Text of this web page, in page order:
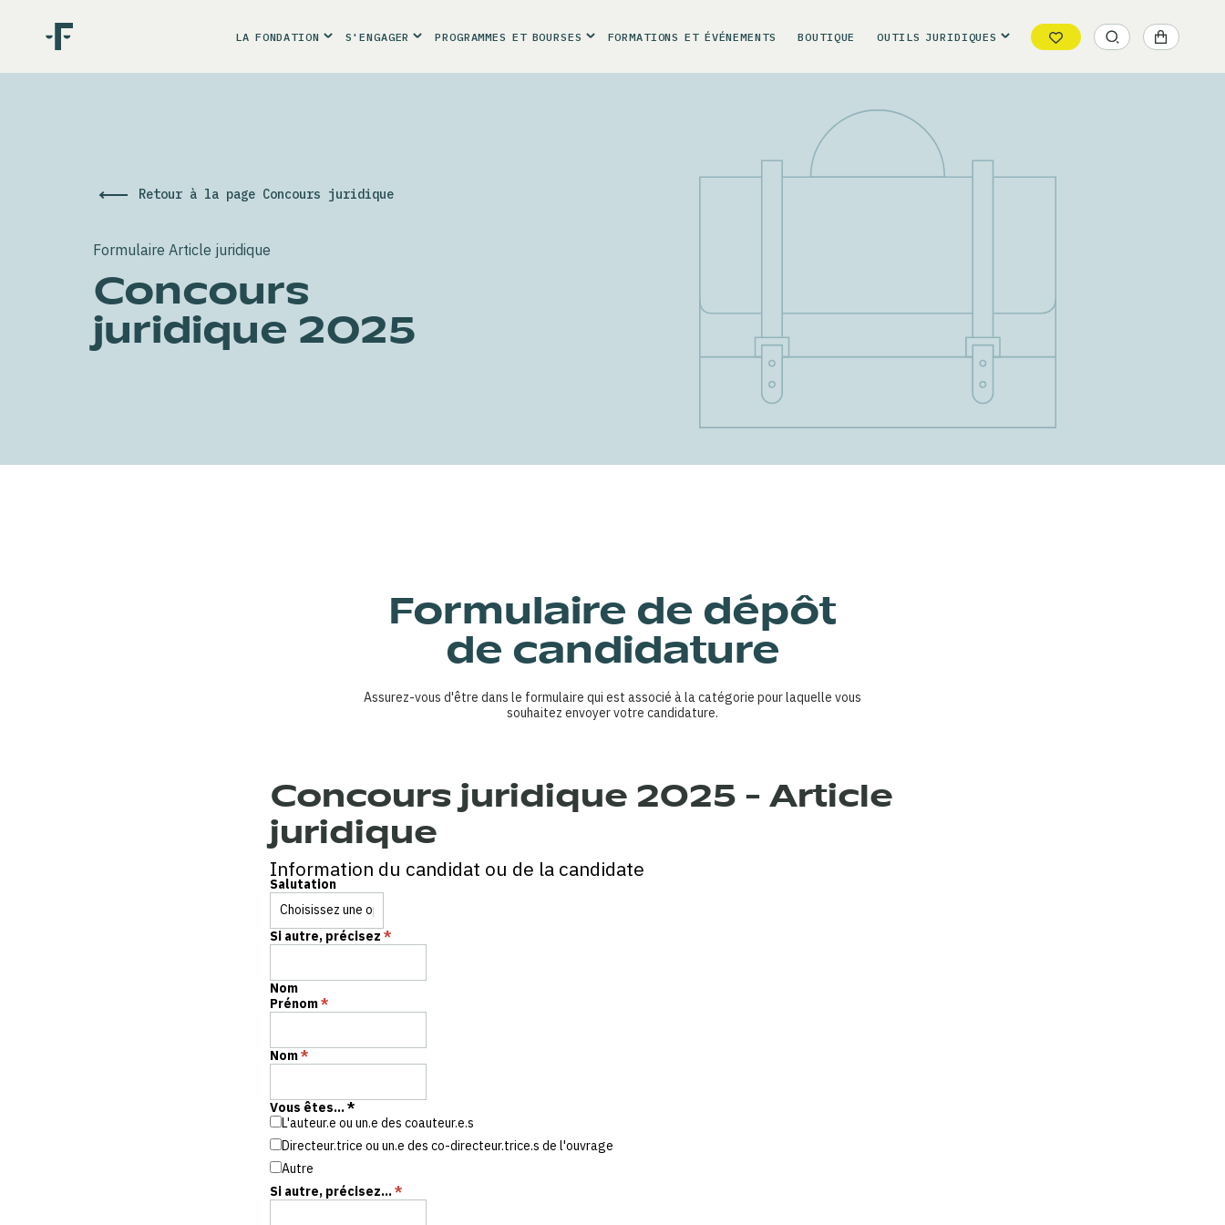
LA FONDATION S'ENGAGER PROGRAMMES ET BOURSES FORMATIONS ET ÉVÉNEMENTS BOUTIQUE OUTILS JURIDIQUES
Retour à la page Concours juridique
Formulaire Article juridique
Concours
juridique 2025
Formulaire de dépôt
de candidature
Assurez-vous d'être dans le formulaire qui est associé à la catégorie pour laquelle vous
souhaitez envoyer votre candidature.
Concours juridique 2025 - Article
juridique
Information du candidat ou de la candidate
Salutation
Si autre, précisez *
Nom
Prénom*
Nom*
Vous êtes...*
L'auteur­.e ou un.e des coauteur.e.s
Directeur.trice ou un.e des co-directeur.trice.s de l'ouvrage
Autre
Si autre, précisez...*